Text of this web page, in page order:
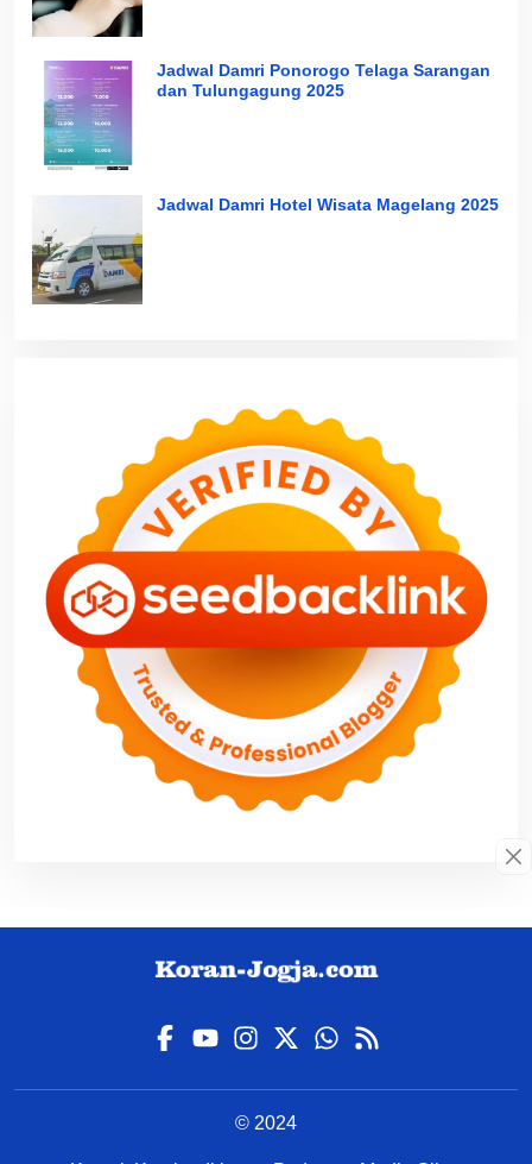
Jadwal Damri Ponorogo Telaga Sarangan
dan Tulungagung 2025
Jadwal Damri Hotel Wisata Magelang 2025
© 2024